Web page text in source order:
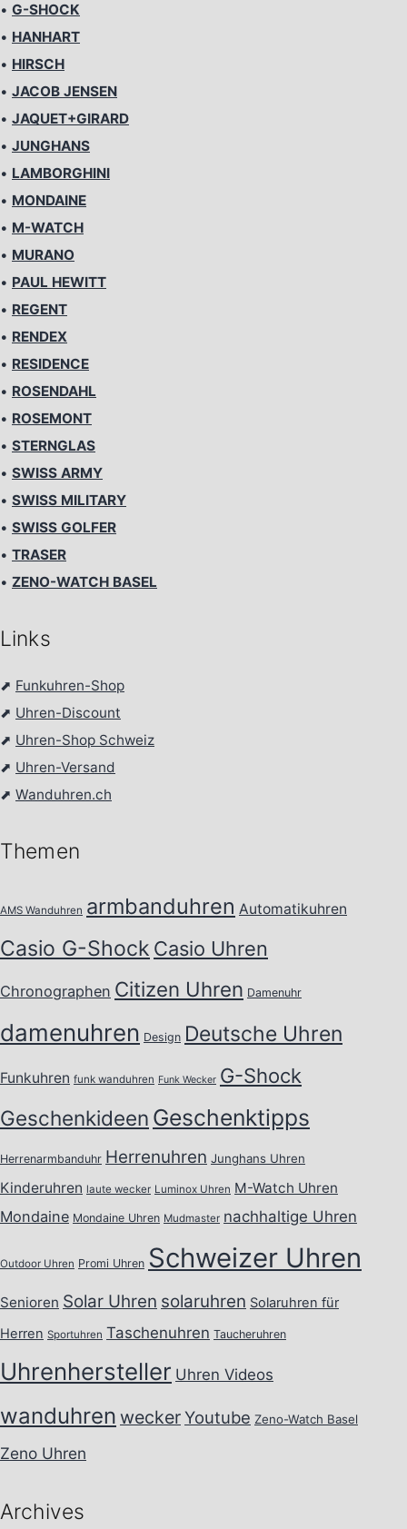
• G-SHOCK
• HANHART
• HIRSCH
• JACOB JENSEN
• JAQUET+GIRARD
• JUNGHANS
• LAMBORGHINI
• MONDAINE
• M-WATCH
• MURANO
• PAUL HEWITT
• REGENT
• RENDEX
• RESIDENCE
• ROSENDAHL
• ROSEMONT
• STERNGLAS
• SWISS ARMY
• SWISS MILITARY
• SWISS GOLFER
• TRASER
• ZENO-WATCH BASEL
Links
⬈ Funkuhren-Shop
⬈ Uhren-Discount
⬈ Uhren-Shop Schweiz
⬈ Uhren-Versand
⬈ Wanduhren.ch
Themen
AMS Wanduhren armbanduhren Automatikuhren
Casio G-Shock Casio Uhren
Chronographen Citizen Uhren Damenuhr
damenuhren Design Deutsche Uhren
Funkuhren funk wanduhren Funk Wecker G-Shock
Geschenkideen Geschenktipps
Herrenarmbanduhr Herrenuhren Junghans Uhren
Kinderuhren laute wecker Luminox Uhren M-Watch Uhren
Mondaine Mondaine Uhren Mudmaster nachhaltige Uhren
Outdoor Uhren Promi Uhren Schweizer Uhren
Senioren Solar Uhren solaruhren Solaruhren für
Herren Sportuhren Taschenuhren Taucheruhren
Uhrenhersteller Uhren Videos
wanduhren weckerYoutube Zeno-Watch Basel
Zeno Uhren
Archives